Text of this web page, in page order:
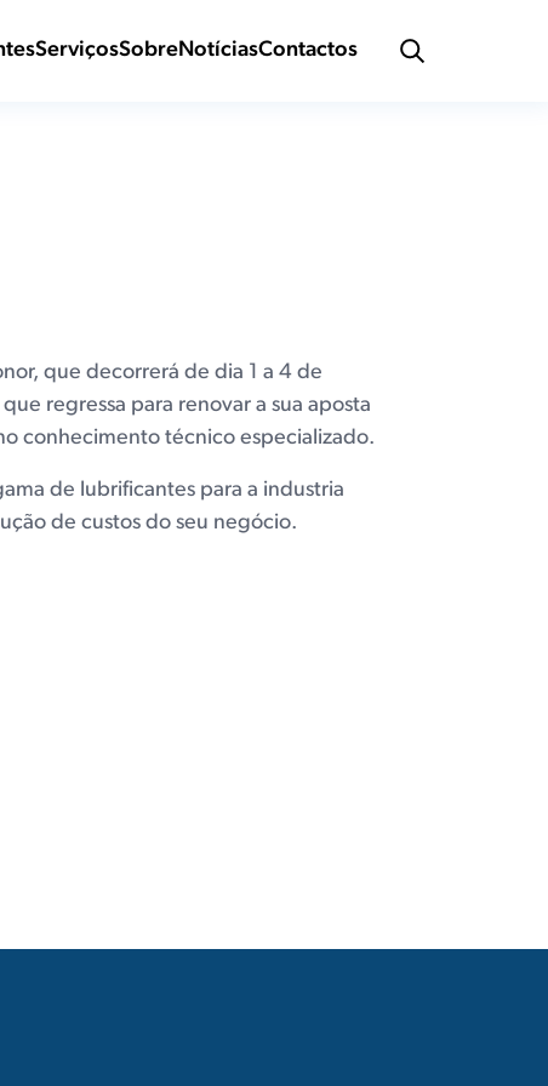
ServiçosSobreNotíciasContactos
que decorrerá de dia 1 a 4 de
regressa para renovar a sua aposta
conhecimento técnico especializado.
de lubrificantes para a industria
de custos do seu negócio.